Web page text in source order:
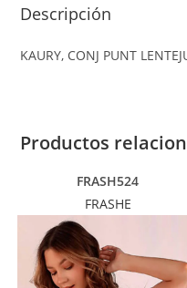
Descripción
KAURY, CONJ PUNT
Productos
FRASH524
FRASHE